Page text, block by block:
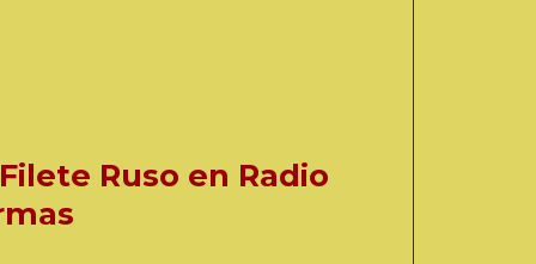
Ruso en Radio